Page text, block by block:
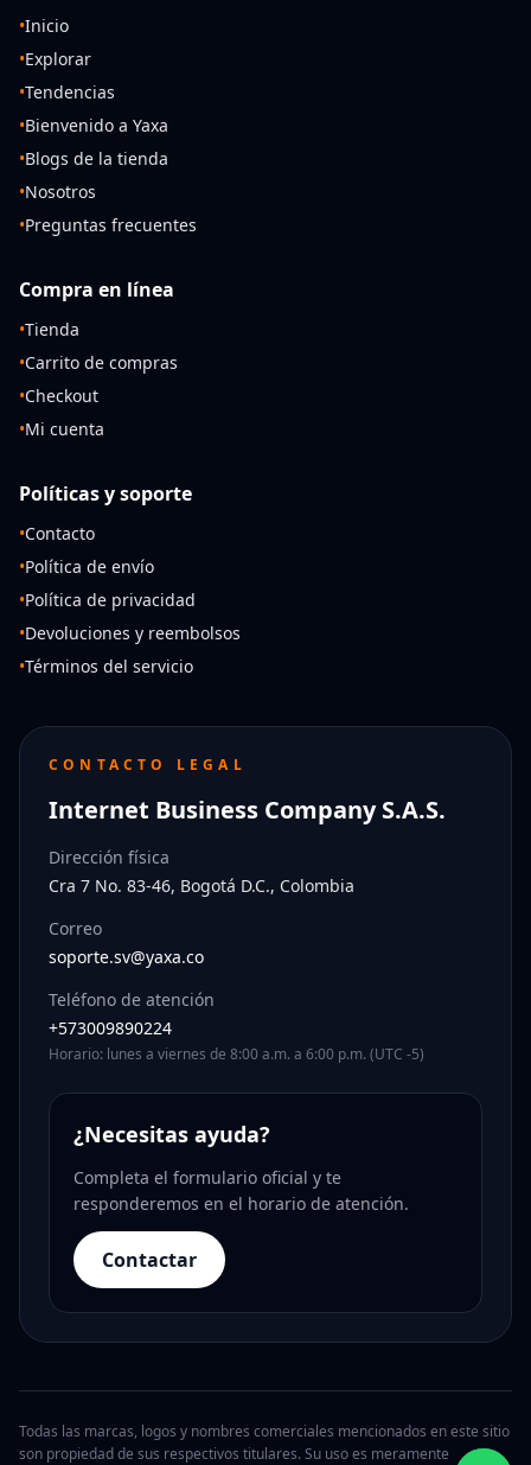
•Inicio
•Explorar
•Tendencias
•Bienvenido a Yaxa
•Blogs de la tienda
•Nosotros
•Preguntas frecuentes
Compra en línea
•Tienda
•Carrito de compras
•Checkout
•Mi cuenta
Políticas y soporte
•Contacto
•Política de envío
•Política de privacidad
•Devoluciones y reembolsos
•Términos del servicio
CONTACTO LEGAL
Internet Business Company S.A.S.
Dirección física
Cra 7 No. 83-46, Bogotá D.C., Colombia
Correo
soporte.sv@yaxa.co
Teléfono de atención
+573009890224
Horario: lunes a viernes de 8:00 a.m. a 6:00 p.m. (UTC -5)
¿Necesitas ayuda?
Completa el formulario oficial y te
responderemos en el horario de atención.
Contactar
Todas las marcas, logos y nombres comerciales mencionados en este sitio
son propiedad de sus respectivos titulares. Su uso es meramente